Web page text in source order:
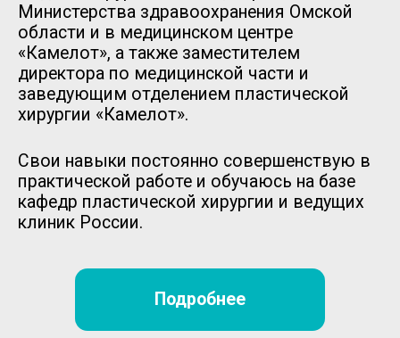
Омске, рассказы об операциях и
процедурах, размышления о профессии,
рекомендации пациентам и многое
другое